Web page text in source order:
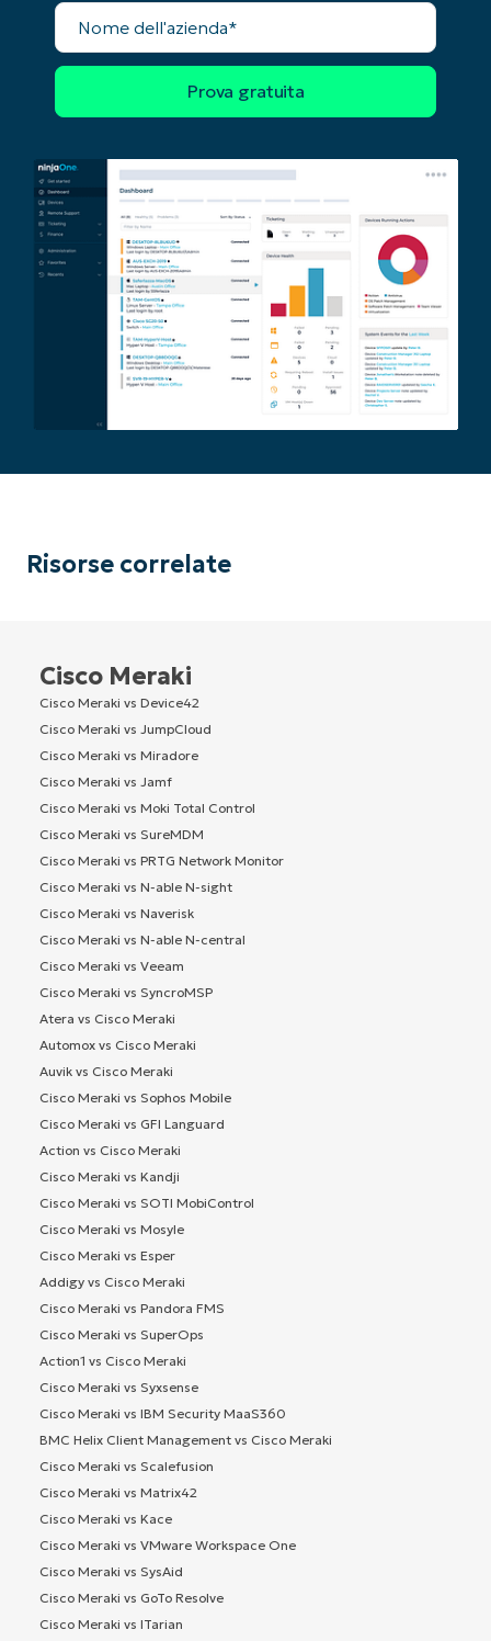
Nome
dell'azienda
Risorse correlate
Cisco Meraki
Cisco Meraki vs Device42
Cisco Meraki vs JumpCloud
Cisco Meraki vs Miradore
Cisco Meraki vs Jamf
Cisco Meraki vs Moki Total Control
Cisco Meraki vs SureMDM
Cisco Meraki vs PRTG Network Monitor
Cisco Meraki vs N-able N-sight
Cisco Meraki vs Naverisk
Cisco Meraki vs N-able N-central
Cisco Meraki vs Veeam
Cisco Meraki vs SyncroMSP
Atera vs Cisco Meraki
Automox vs Cisco Meraki
Auvik vs Cisco Meraki
Cisco Meraki vs Sophos Mobile
Cisco Meraki vs GFI Languard
Action vs Cisco Meraki
Cisco Meraki vs Kandji
Cisco Meraki vs SOTI MobiControl
Cisco Meraki vs Mosyle
Cisco Meraki vs Esper
Addigy vs Cisco Meraki
Cisco Meraki vs Pandora FMS
Cisco Meraki vs SuperOps
Action1 vs Cisco Meraki
Cisco Meraki vs Syxsense
Cisco Meraki vs IBM Security MaaS360
BMC Helix Client Management vs Cisco Meraki
Cisco Meraki vs Scalefusion
Cisco Meraki vs Matrix42
Cisco Meraki vs Kace
Cisco Meraki vs VMware Workspace One
Cisco Meraki vs SysAid
Cisco Meraki vs GoTo Resolve
Cisco Meraki vs ITarian